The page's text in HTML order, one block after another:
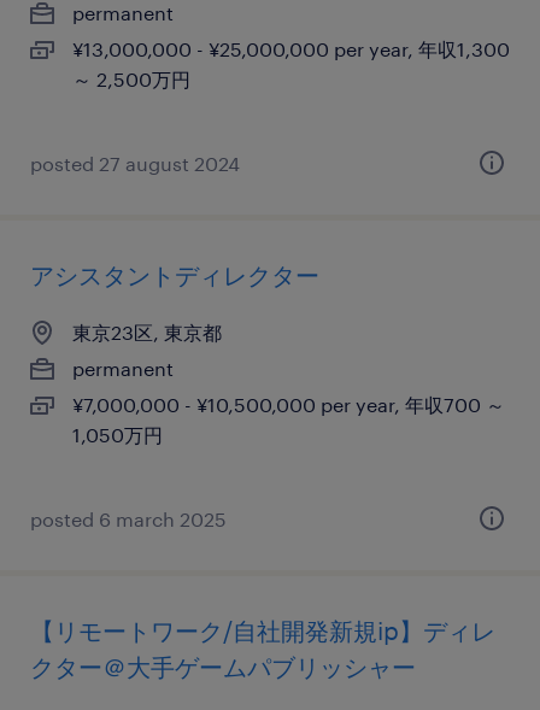
permanent
¥13,000,000 - ¥25,000,000 per year, 年収1,300
～ 2,500万円
posted 27 august 2024
アシスタントディレクター
東京23区, 東京都
permanent
¥7,000,000 - ¥10,500,000 per year, 年収700 ～
1,050万円
posted 6 march 2025
【リモートワーク/自社開発新規ip】ディレ
クター＠大手ゲームパブリッシャー